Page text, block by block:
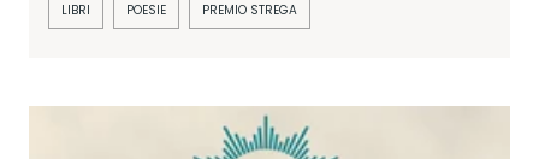
LIBRI POESIE PREMIO STREGA